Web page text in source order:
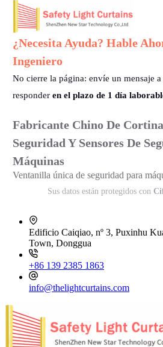
¿Necesita Ayuda? Hable
Ingeniero
No cierre la página: envíe un mensaje
responderen el plazo de 1 día
Fabricante Chino De
Seguridad Y Sensores De
Máquinas
Ventanilla única de seguridad para
Sus datos están protegidos con
Edificio Caiqiao, nº 3, Puxinhu
Town, Donggua
+86 139 2385 1863
info@thelightcurtains.com